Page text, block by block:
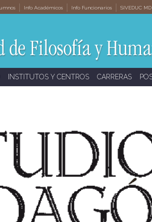
Info Académicos Info Funcionarios SIVEDUC MD
INSTITUTOS Y CENTROS CARRERAS